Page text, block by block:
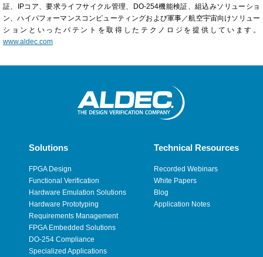
証、IPコア、要求ライフサイクル管理、DO-254機能検証、組込みソリューショ
ン、ハイパフォーマンスコンピューティングおよび軍事／航空宇宙向けソリュー
ションといったパテントを取得したテクノロジを提供しています。
www.aldec.com
Solutions
FPGA Design
Functional Verification
Hardware Emulation Solutions
Hardware Prototyping
Requirements Management
FPGA Embedded Solutions
DO-254 Compliance
Specialized Applications
Technical Resources
Recorded Webinars
White Papers
Blog
Application Notes